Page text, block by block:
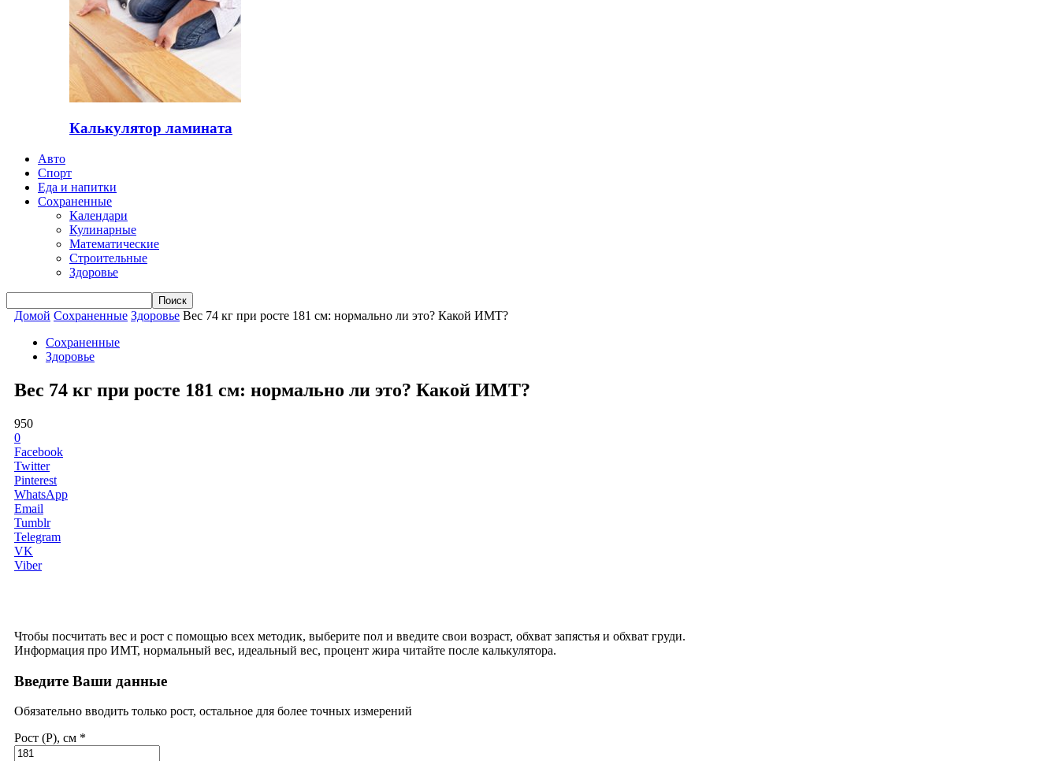
Калькулятор ламината
Авто
Спорт
Еда и напитки
Сохраненные
Календари
Кулинарные
Математические
Строительные
Здоровье
Домой Сохраненные Здоровье Вес 74 кг при росте 181 см: нормально ли это? Какой ИМТ?
Сохраненные
Здоровье
Вес 74 кг при росте 181 см: нормально ли это? Какой ИМТ?
950
0
Facebook
Twitter
Pinterest
WhatsApp
Email
Tumblr
Telegram
VK
Viber
Чтобы посчитать вес и рост с помощью всех методик, выберите пол и введите свои возраст, обхват запястья и обхват груди.
Информация про ИМТ, нормальный вес, идеальный вес, процент жира читайте после калькулятора.
Введите Ваши данные
Обязательно вводить только рост, остальное для более точных измерений
Рост (P), см *